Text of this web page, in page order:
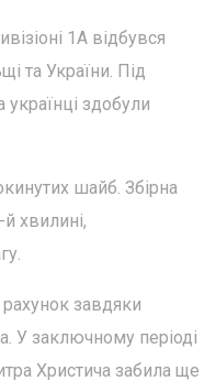
1А відбувся
та України. Під
здобули
шайб. Збірна
хвилині,
рахунок завдяки
У заключному періоді
Христича забила ще